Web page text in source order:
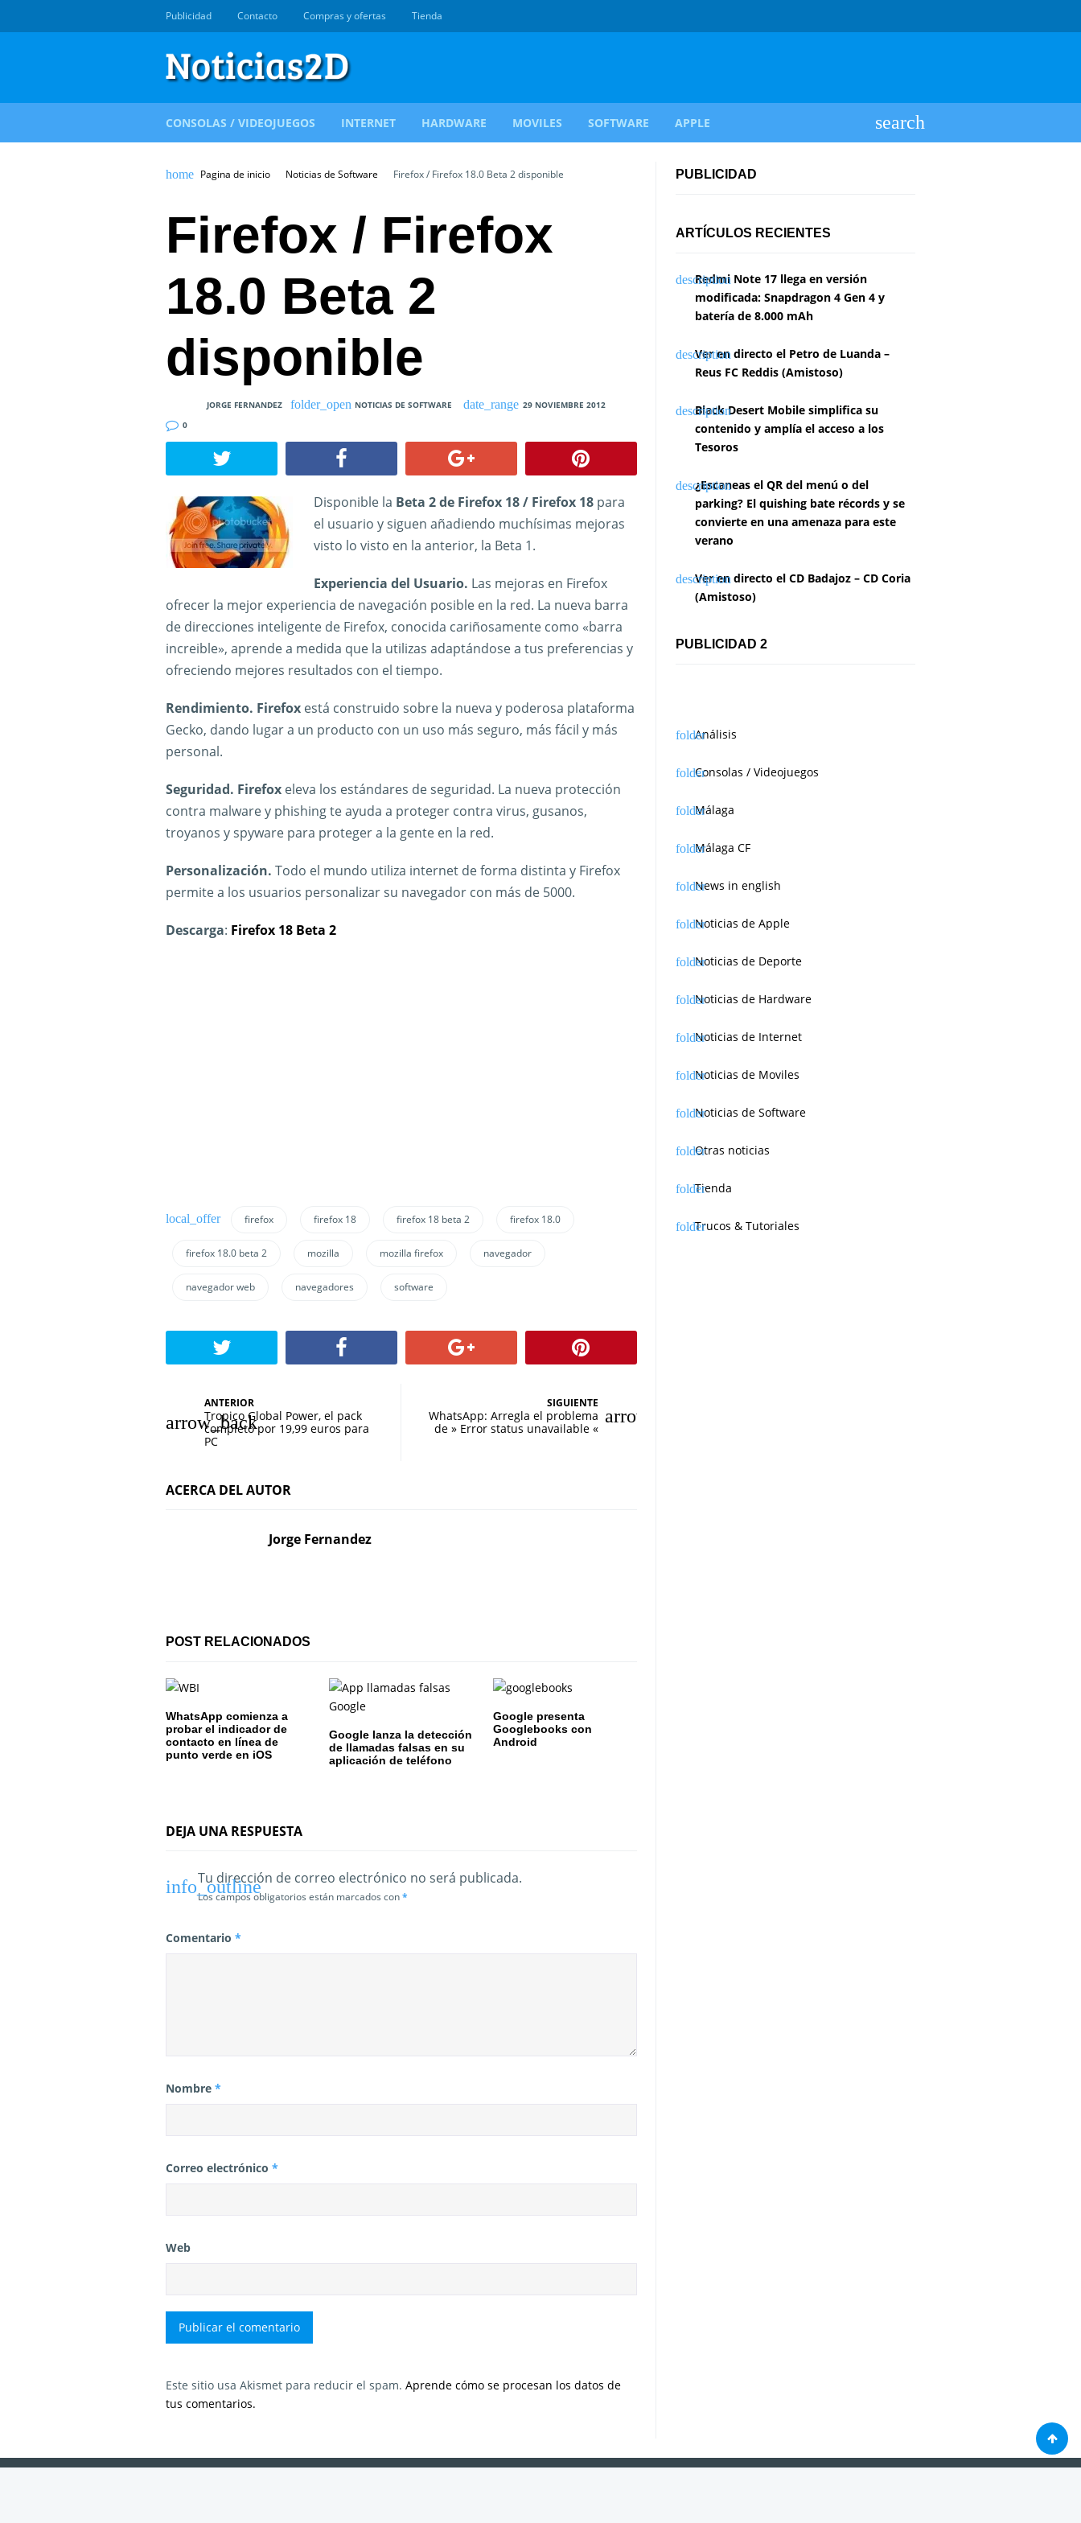
Publicidad Contacto Compras y ofertas Tienda
CONSOLAS / VIDEOJUEGOS INTERNET HARDWARE MOVILES SOFTWARE APPLE
Pagina de inicio Noticias de Software Firefox / Firefox 18.0 Beta 2 disponible
Firefox / Firefox
18.0 Beta 2
disponible
JORGE FERNANDEZ NOTICIAS DE SOFTWARE
29 NOVIEMBRE 2012
0
Disponible la Beta 2 de Firefox 18 / Firefox 18para
el usuario y siguen añadiendo muchísimas mejoras
visto lo visto en la anterior, la Beta 1.
Experiencia del Usuario. Las mejoras en Firefox
ofrecer la mejor experiencia de navegación posible en la red. La nueva barra
de direcciones inteligente de Firefox, conocida cariñosamente como «barra
increible», aprende a medida que la utilizas adaptándose a tus preferencias y
ofreciendo mejores resultados con el tiempo.
Rendimiento. Firefox está construido sobre la nueva y poderosa plataforma
Gecko, dando lugar a un producto con un uso más seguro, más fácil y más
personal.
Seguridad. Firefox eleva los estándares de seguridad. La nueva protección
contra malware y phishing te ayuda a proteger contra virus, gusanos,
troyanos y spyware para proteger a la gente en la red.
Personalización. Todo el mundo utiliza internet de forma distinta y Firefox
permite a los usuarios personalizar su navegador con más de 5000.
Descarga: Firefox 18 Beta 2
firefox firefox 18 firefox 18 beta 2 firefox 18.0
firefox 18.0 beta 2 mozilla mozilla firefox navegador
navegador web navegadores software
a
e
ó
n
d
e
e
t
a
a
ANTERIOR
Tropico Global Power, el pack
completo por 19,99 euros para
PC
SIGUIENTE
WhatsApp: Arregla el problema
de » Error status unavailable «
ACERCA DEL AUTOR
Jorge Fernandez
POST RELACIONADOS
WhatsApp comienza a
probar el indicador de
contacto en línea de
punto verde en iOS
Google lanza la detección
de llamadas falsas en su
aplicación de teléfono
Google presenta
Googlebooks con
Android
DEJA UNA RESPUESTA
Tu dirección de correo electrónico no será publicada.
Los campos obligatorios están marcados con*
Comentario *
Nombre *
Correo electrónico *
Web
Este sitio usa Akismet para reducir el spam. Aprende cómo se procesan los datos de
tus comentarios.
PUBLICIDAD
ARTÍCULOS RECIENTES
Redmi Note 17 llega en versión
modificada: Snapdragon 4 Gen 4 y
batería de 8.000 mAh
Ver en directo el Petro de Luanda –
Reus FC Reddis (Amistoso)
Black Desert Mobile simplifica su
contenido y amplía el acceso a los
Tesoros
¿Escaneas el QR del menú o del
parking? El quishing bate récords y se
convierte en una amenaza para este
verano
Ver en directo el CD Badajoz – CD Coria
(Amistoso)
PUBLICIDAD 2
Análisis
Consolas / Videojuegos
Málaga
Málaga CF
News in english
Noticias de Apple
Noticias de Deporte
Noticias de Hardware
Noticias de Internet
Noticias de Moviles
Noticias de Software
Otras noticias
Tienda
Trucos & Tutoriales